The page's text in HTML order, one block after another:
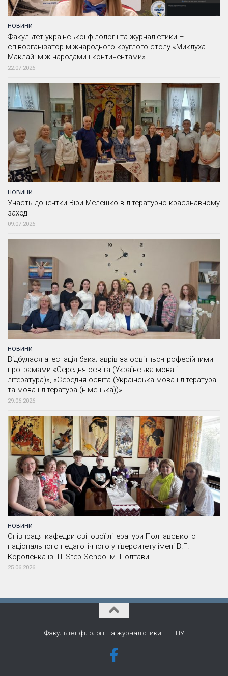
НОВИНИ
Факультет української філології та журналістики –
співорганізатор міжнародного круглого столу «Миклуха-
Маклай: між народами і континентами»
22.07.2026
НОВИНИ
Участь доцентки Віри Мелешко в літературно-краєзнавчому
заході
09.07.2026
НОВИНИ
Відбулася атестація бакалаврів за освітньо-професійними
програмами «Середня освіта (Українська мова і
література)», «Середня освіта (Українська мова і література
та мова і література (німецька))»
29.06.2026
НОВИНИ
Співпраця кафедри світової літератури Полтавського
національного педагогічного університету імені В.Г.
Короленка із IT Step School м. Полтави
25.06.2026
Факультет філології та журналістики - ПНПУ